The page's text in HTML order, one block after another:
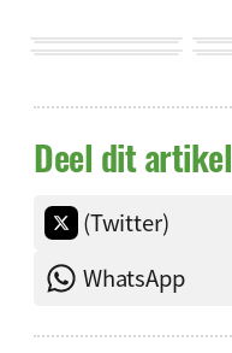
Deel dit artikel
(Twitter)
WhatsApp